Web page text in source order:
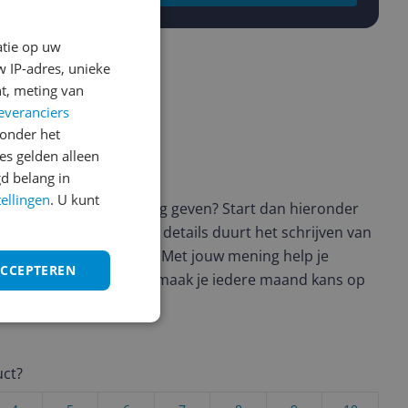
wil je graag je mening geven? Start dan hieronder
Afhankelijk van de details duurt het schrijven van
de 3 en 10 minuten. Met jouw mening help je
keuze te maken én maak je iedere maand kans op
op uw
IP-adres, unieke
meting van
het
gelden alleen
belang in
. U kunt